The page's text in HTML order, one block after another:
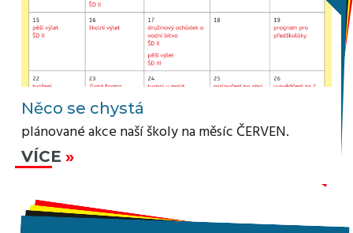
Něco se chystá
plánované akce naší školy na měsíc ČERVEN.
VÍCE